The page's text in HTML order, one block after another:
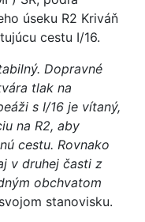
úseku R2 Kriváň
cestu I/16.
Dopravné
tlak na
s I/16 je vítaný,
na R2, aby
cestu. Rovnako
v druhej časti z
obchvatom
stanovisku.